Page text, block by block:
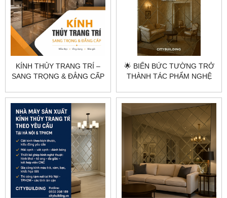
KÍNH THỦY TRANG TRÍ –
SANG TRỌNG & ĐẲNG CẤP
🌟 BIẾN BỨC TƯỜNG TRỞ
THÀNH TÁC PHẨM NGHỆ